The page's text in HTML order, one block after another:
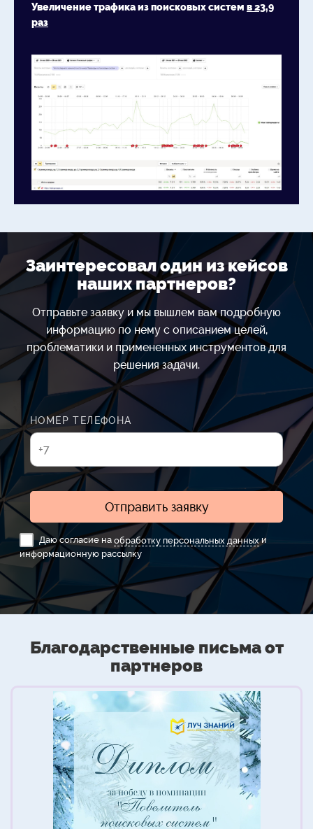
Увеличение трафика из поисковых систем в 23,9
раз
Заинтересовал один из кейсов
наших партнеров?
Отправьте заявку и мы вышлем вам подробную
информацию по нему с описанием целей,
проблематики и примененных инструментов для
решения задачи.
НОМЕР ТЕЛЕФОНА
Отправить заявку
Даю согласие на обработку персональных данныхи
информационную рассылку
Благодарственные письма от
партнеров